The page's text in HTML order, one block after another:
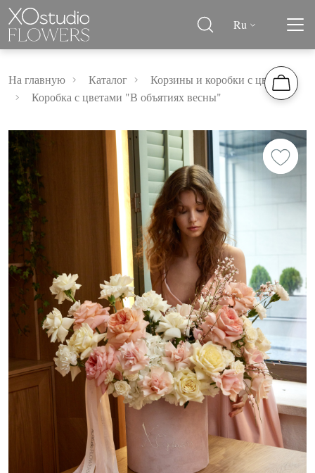
Ru
На главную Каталог
Корзины и коробки с цветами
Коробка с цветами "В объятиях весны"